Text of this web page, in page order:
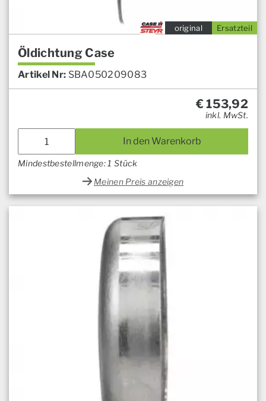
Ersatzteil
original
Öldichtung Case
Artikel Nr: SBA050209083
€153,92
inkl. MwSt.
In den Warenkorb
Mindestbestellmenge: 1 Stück
Meinen Preis anzeigen